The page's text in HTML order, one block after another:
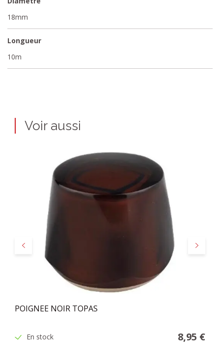
18mm
Longueur
10m
Voir aussi
Précédent Suivant
POIGNEE NOIR TOPAS
En stock 8,95 €